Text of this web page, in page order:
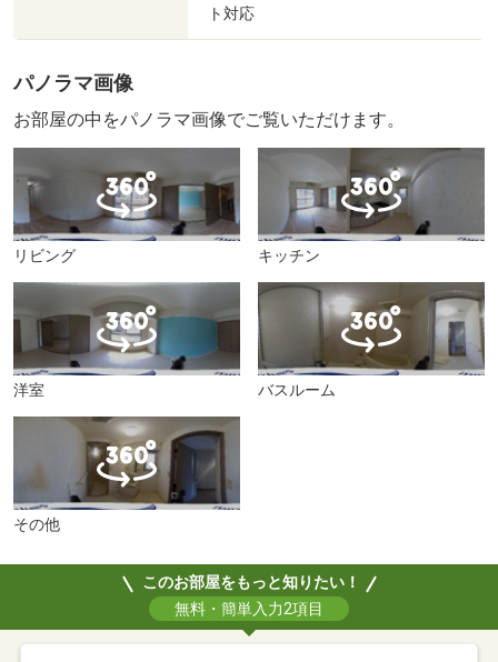
ト対応
パノラマ画像
お部屋の中をパノラマ画像でご覧いただけます。
リビング キッチン
洋室 バスルーム
その他
このお部屋をもっと知りたい！
無料・簡単入力2項目